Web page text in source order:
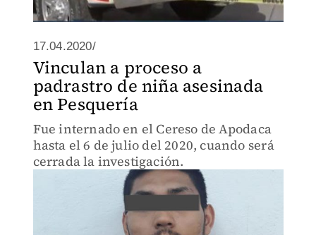
17.04.2020/
Vinculan a proceso a
padrastro de niña asesinada
en Pesquería
Fue internado en el Cereso de Apodaca
hasta el 6 de julio del 2020, cuando será
cerrada la investigación.